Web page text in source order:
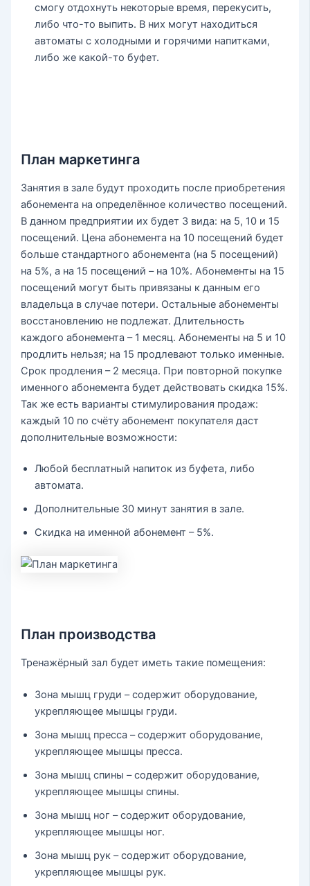
смогу отдохнуть некоторые время, перекусить,
либо что-то выпить. В них могут находиться
автоматы с холодными и горячими напитками,
либо же какой-то буфет.
План маркетинга
Занятия в зале будут проходить после приобретения
абонемента на определённое количество посещений.
В данном предприятии их будет 3 вида: на 5, 10 и 15
посещений. Цена абонемента на 10 посещений будет
больше стандартного абонемента (на 5 посещений)
на 5%, а на 15 посещений – на 10%. Абонементы на 15
посещений могут быть привязаны к данным его
владельца в случае потери. Остальные абонементы
восстановлению не подлежат. Длительность
каждого абонемента – 1 месяц. Абонементы на 5 и 10
продлить нельзя; на 15 продлевают только именные.
Срок продления – 2 месяца. При повторной покупке
именного абонемента будет действовать скидка 15%.
Так же есть варианты стимулирования продаж:
каждый 10 по счёту абонемент покупателя даст
дополнительные возможности:
Любой бесплатный напиток из буфета, либо
автомата.
Дополнительные 30 минут занятия в зале.
Скидка на именной абонемент – 5%.
План производства
Тренажёрный зал будет иметь такие помещения:
Зона мышц груди – содержит оборудование,
укрепляющее мышцы груди.
Зона мышц пресса – содержит оборудование,
укрепляющее мышцы пресса.
Зона мышц спины – содержит оборудование,
укрепляющее мышцы спины.
Зона мышц ног – содержит оборудование,
укрепляющее мышцы ног.
Зона мышц рук – содержит оборудование,
укрепляющее мышцы рук.